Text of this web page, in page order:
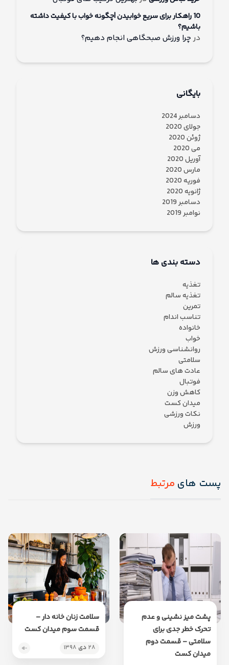
10 راهکار برای سریع خوابیدن |چگونه خواب با کیفیت داشته
باشیم؟
درچرا ورزش صبحگاهی انجام دهیم؟
بایگانی
دسامبر 2024
جولای 2020
ژوئن 2020
می 2020
آوریل 2020
مارس 2020
فوریه 2020
ژانویه 2020
دسامبر 2019
نوامبر 2019
دسته بندی ها
تغذیه
تغذیه سالم
تمرین
تناسب اندام
خانواده
خواب
روانشناسی ورزش
سلامتی
عادت های سالم
فوتبال
کاهش وزن
میدان کست
نکات ورزشی
ورزش
پست های مرتبط
پشت میز نشینی و عدم
تحرک خطر جدی برای
سلامتی – قسمت دوم
میدان کست
سلامت زنان خانه دار –
قسمت سوم میدان کست
۲۸ دی ۱۳۹۸